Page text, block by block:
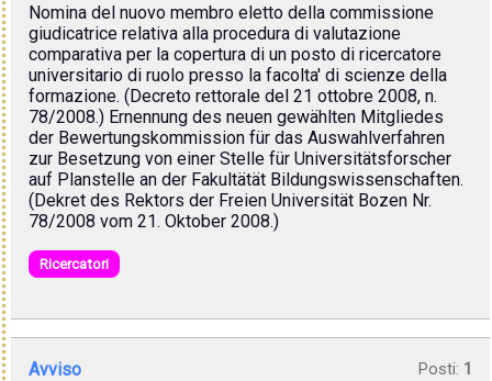
Nomina del nuovo membro eletto della commissione
giudicatrice relativa alla procedura di valutazione
comparativa per la copertura di un posto di ricercatore
universitario di ruolo presso la facolta' di scienze della
formazione. (Decreto rettorale del 21 ottobre 2008, n.
78/2008.) Ernennung des neuen gewählten Mitgliedes
der Bewertungskommission für das Auswahlverfahren
zur Besetzung von einer Stelle für Universitätsforscher
auf Planstelle an der Fakultätät Bildungswissenschaften.
(Dekret des Rektors der Freien Universität Bozen Nr.
78/2008 vom 21. Oktober 2008.)
Ricercatori
Avviso Posti: 1